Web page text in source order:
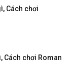
Cách chơi
Cách chơi Roman